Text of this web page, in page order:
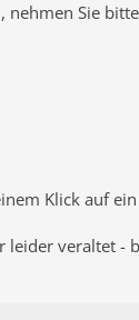
nehmen Sie
Klick auf
leider veraltet -